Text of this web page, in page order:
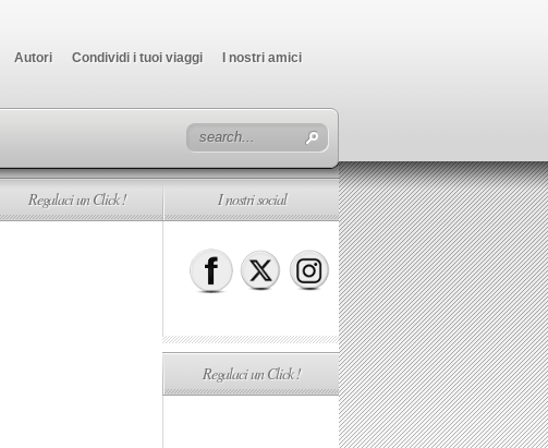
Autori Condividi i tuoi viaggi I nostri amici
Regalaci un Click ! I nostri social
Regalaci un Click !